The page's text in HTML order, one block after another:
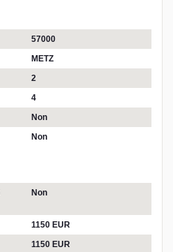
57000
METZ
2
4
Non
Non
Non
1150 EUR
1150 EUR